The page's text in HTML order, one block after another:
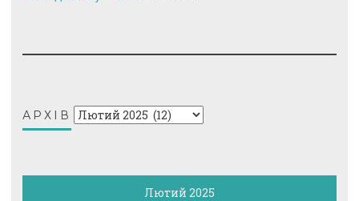
АРХІВ Архів
Лютий 2025